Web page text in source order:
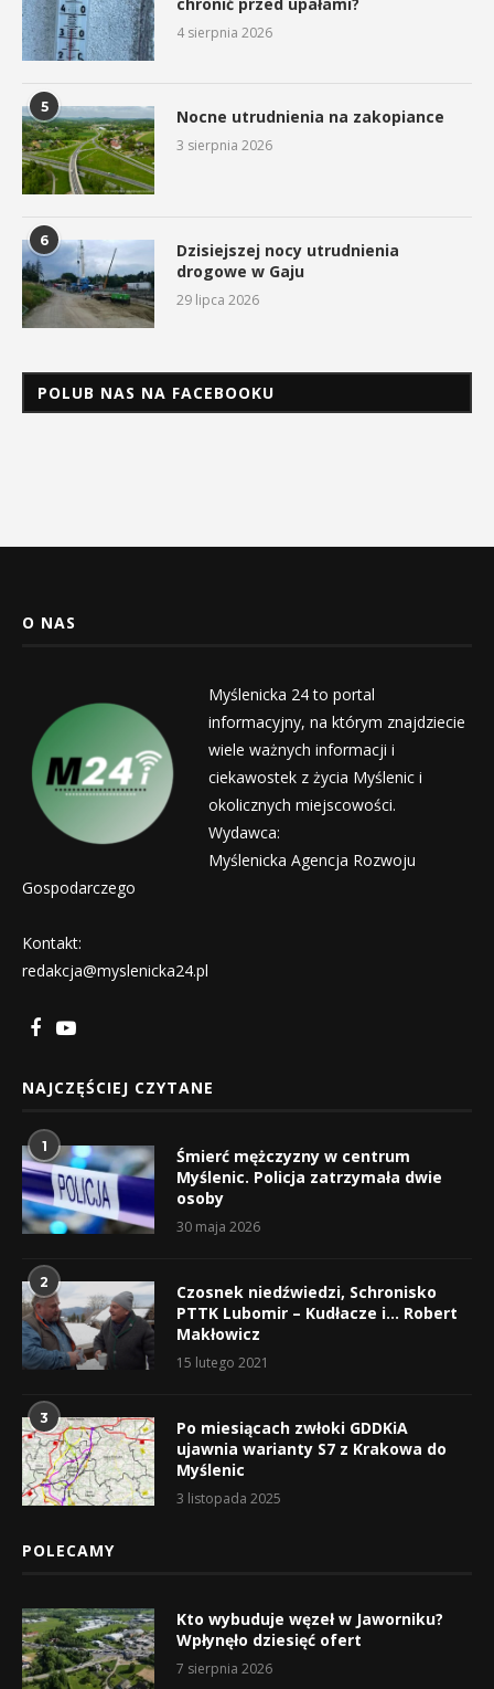
4 sierpnia 2026
5 Nocne utrudnienia na zakopiance
3 sierpnia 2026
6
Dzisiejszej nocy utrudnienia
drogowe w Gaju
29 lipca 2026
POLUB NAS NA FACEBOOKU
O NAS
Myślenicka 24 to portal
informacyjny, na którym znajdziecie
wiele ważnych informacji i
ciekawostek z życia Myślenic i
okolicznych miejscowości.
Wydawca:
Myślenicka Agencja Rozwoju
Gospodarczego
Kontakt:
redakcja@myslenicka24.pl
NAJCZĘŚCIEJ CZYTANE
1
Śmierć mężczyzny w centrum
Myślenic. Policja zatrzymała dwie
osoby
30 maja 2026
2
Czosnek niedźwiedzi, Schronisko
PTTK Lubomir – Kudłacze i… Robert
Makłowicz
15 lutego 2021
3
Po miesiącach zwłoki GDDKiA
ujawnia warianty S7 z Krakowa do
Myślenic
3 listopada 2025
POLECAMY
Kto wybuduje węzeł w Jaworniku?
Wpłynęło dziesięć ofert
7 sierpnia 2026